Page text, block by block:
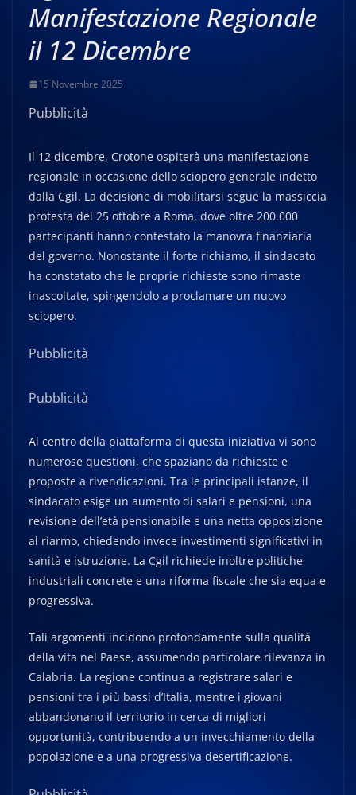
Manifestazione Regionale
il 12 Dicembre
15 Novembre 2025
Pubblicità
Il 12 dicembre, Crotone ospiterà una manifestazione
regionale in occasione dello sciopero generale indetto
dalla Cgil. La decisione di mobilitarsi segue la massiccia
protesta del 25 ottobre a Roma, dove oltre 200.000
partecipanti hanno contestato la manovra finanziaria
del governo. Nonostante il forte richiamo, il sindacato
ha constatato che le proprie richieste sono rimaste
inascoltate, spingendolo a proclamare un nuovo
sciopero.
Pubblicità
Pubblicità
Al centro della piattaforma di questa iniziativa vi sono
numerose questioni, che spaziano da richieste e
proposte a rivendicazioni. Tra le principali istanze, il
sindacato esige un aumento di salari e pensioni, una
revisione dell’età pensionabile e una netta opposizione
al riarmo, chiedendo invece investimenti significativi in
sanità e istruzione. La Cgil richiede inoltre politiche
industriali concrete e una riforma fiscale che sia equa e
progressiva.
Tali argomenti incidono profondamente sulla qualità
della vita nel Paese, assumendo particolare rilevanza in
Calabria. La regione continua a registrare salari e
pensioni tra i più bassi d’Italia, mentre i giovani
abbandonano il territorio in cerca di migliori
opportunità, contribuendo a un invecchiamento della
popolazione e a una progressiva desertificazione.